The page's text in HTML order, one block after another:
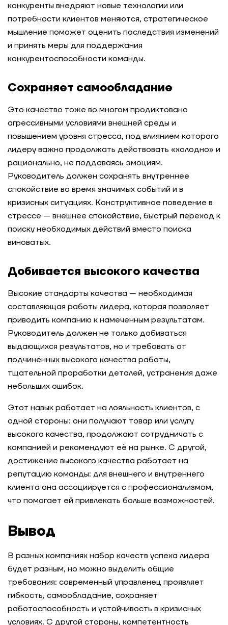
конкуренты внедряют новые технологии или
потребности клиентов меняются, стратегическое
мышление поможет оценить последствия изменений
и принять меры для поддержания
конкурентоспособности команды.
Сохраняет самообладание
Это качество тоже во многом продиктовано
агрессивными условиями внешней среды и
повышением уровня стресса, под влиянием которого
лидеру важно продолжать действовать «холодно» и
рационально, не поддаваясь эмоциям.
Руководитель должен сохранять внутреннее
спокойствие во время значимых событий и в
кризисных ситуациях. Конструктивное поведение в
стрессе — внешнее спокойствие, быстрый переход к
поиску необходимых действий вместо поиска
виноватых.
Добивается высокого качества
Высокие стандарты качества — необходимая
составляющая работы лидера, которая позволяет
приводить компанию к намеченным результатам.
Руководитель должен не только добиваться
выдающихся результатов, но и требовать от
подчинённых высокого качества работы,
тщательной проработки деталей, устранения даже
небольших ошибок.
Этот навык работает на лояльность клиентов, с
одной стороны: они получают товар или услугу
высокого качества, продолжают сотрудничать с
компанией и рекомендуют её на рынке. С другой,
достижение высокого качества работает на
репутацию команды: для внешнего и внутреннего
клиента она ассоциируется с профессионализмом,
что помогает ей привлекать больше возможностей.
Вывод
В разных компаниях набор качеств успеха лидера
будет разным, но можно выделить общие
требования: современный управленец проявляет
гибкость, самообладание, сохраняет
работоспособность и устойчивость в кризисных
условиях. С другой стороны, компетентность